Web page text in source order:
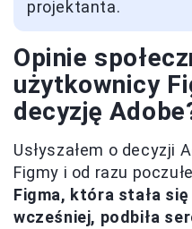
projektanta.
Opinie
użytkownicy
decyzję
Usłyszałem o decyzji
Figmy i od razu
Figma, która stała
wcześniej, podbiła